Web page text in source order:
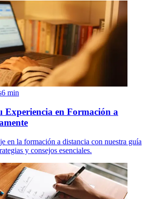
6 min
Experiencia en Formación a
en la formación a distancia con nuestra guía
y consejos esenciales.